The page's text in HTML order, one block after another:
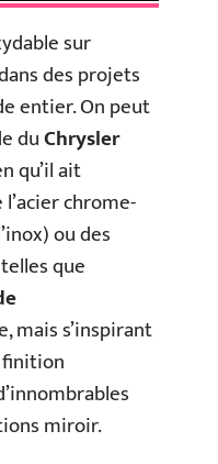
sur
des projets
entier. On peut
duChrysler
qu’il ait
chrome-
ou des
que
mais s’inspirant
miroir.